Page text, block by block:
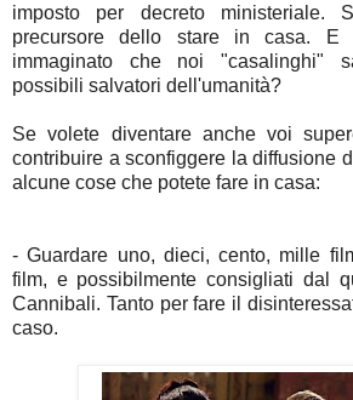
imposto per decreto ministeriale.
precursore dello stare in casa.
immaginato che noi "casalinghi"
possibili salvatori dell'umanità?
Se volete diventare anche voi
contribuire a sconfiggere la diffusione
alcune cose che potete fare in casa:
- Guardare uno, dieci, cento, mille
film, e possibilmente consigliati dal
Cannibali. Tanto per fare il
caso.